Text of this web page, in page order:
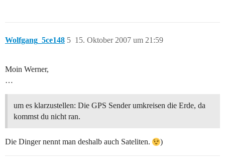
Wolfgang_5ce148 15. Oktober 2007 um 21:59
5
Moin Werner,
…
um es klarzustellen: Die GPS Sender umkreisen die Erde, da
kommst du nicht ran.
Die Dinger nennt man deshalb auch Sateliten. )